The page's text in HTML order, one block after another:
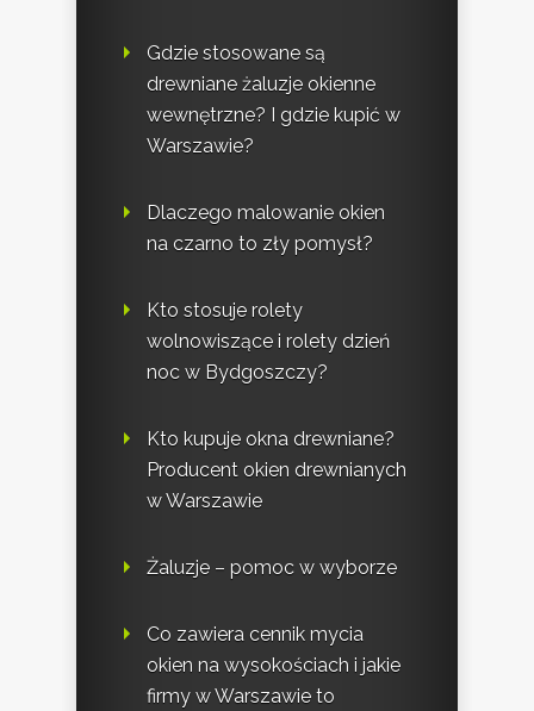
Gdzie stosowane są
drewniane żaluzje okienne
wewnętrzne? I gdzie kupić w
Warszawie?
Dlaczego malowanie okien
na czarno to zły pomysł?
Kto stosuje rolety
wolnowiszące i rolety dzień
noc w Bydgoszczy?
Kto kupuje okna drewniane?
Producent okien drewnianych
w Warszawie
Żaluzje – pomoc w wyborze
Co zawiera cennik mycia
okien na wysokościach i jakie
firmy w Warszawie to